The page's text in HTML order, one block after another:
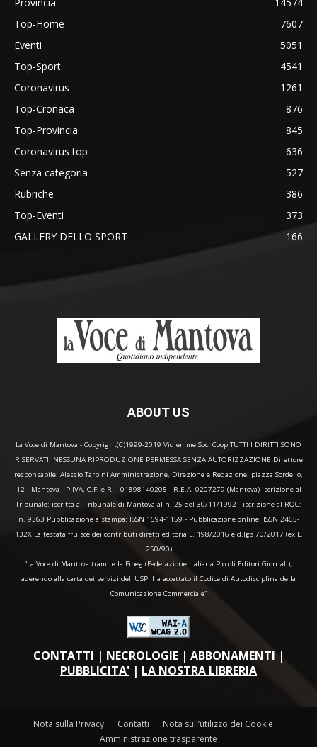
Top-Home
7607
Eventi
5051
Top-Sport
4541
Coronavirus
1261
Top-Cronaca
876
Top-Provincia
845
Coronavirus top
636
Senza categoria
527
Rubriche
386
Top-Eventi
373
GALLERY DELLO SPORT
166
ABOUT US
La Voce di Mantova - Copyright(C)1999-2019 Vidiemme Soc. Coop TUTTI I DIRITTI SONO
RISERVATI. NESSUNA RIPRODUZIONE PERMESSA SENZA AUTORIZZAZIONE Direttore
responsabile: Alessio Tarpini Amministrazione, Direzione e Redazione: piazza Sordello,
12 - Mantova - P.IVA, C.F. e R.I. 01898140205 - R.E.A. 0207279 (Mantova) iscrizione al
Tribunale: iscritta al Tribunale di Mantova al n. 25 del 30/11/1992 - iscrizione al ROC:
n. 9363 Pubblicazione a stampa: ISSN 1594-1159 - Pubblicazione online: ISSN 2465-
132X La testata fruisce dei contributi diretti editoria L. 198/2016 e d.lgs 70/2017 (ex L.
250/90)
“La Voce di Mantova tramite la Fipeg (Federazione Italiana Piccoli Editori Giornali),
aderendo alla carta dei servizi dell'USPI ha accettato il Codice di Autodisciplina della
Comunicazione Commerciale"
CONTATTI | NECROLOGIE| ABBONAMENTI |
PUBBLICITA' | LA NOSTRA LIBRERIA
Nota sulla Privacy Contatti
Nota sull’utilizzo dei Cookie
Amministrazione trasparente